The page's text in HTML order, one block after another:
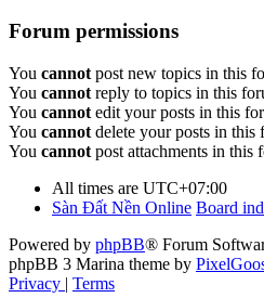
Forum permissions
You cannot post new topics in this
You cannot reply to topics in this
You cannot edit your posts in this
You cannot delete your posts in this
You cannot post attachments in this
All times are UTC+07:00
Sàn Đất Nền Online Board
Powered by phpBB® Forum
phpBB 3 Marina theme by
Privacy | Terms